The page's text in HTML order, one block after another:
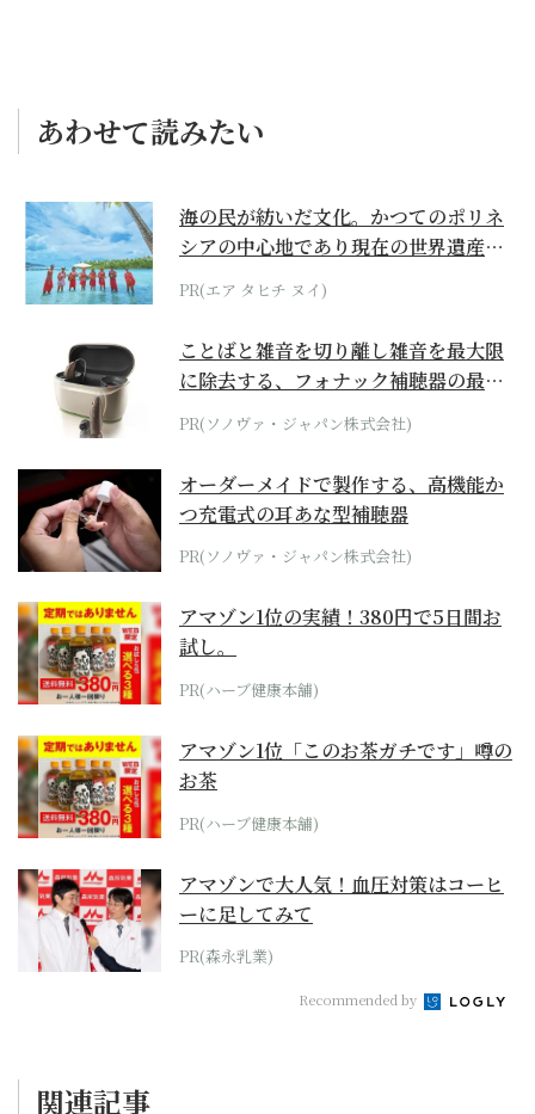
あわせて読みたい
海の民が紡いだ文化。かつてのポリネ
シアの中心地であり現在の世界遺産か
らみえてくる...
PR(エア タヒチ ヌイ)
ことばと雑音を切り離し雑音を最大限
に除去する、フォナック補聴器の最上
位モデル
PR(ソノヴァ・ジャパン株式会社)
オーダーメイドで製作する、高機能か
つ充電式の耳あな型補聴器
PR(ソノヴァ・ジャパン株式会社)
アマゾン1位の実績！380円で5日間お
試し。
PR(ハーブ健康本舗)
アマゾン1位「このお茶ガチです」噂の
お茶
PR(ハーブ健康本舗)
アマゾンで大人気！血圧対策はコーヒ
ーに足してみて
PR(森永乳業)
Recommended by
関連記事